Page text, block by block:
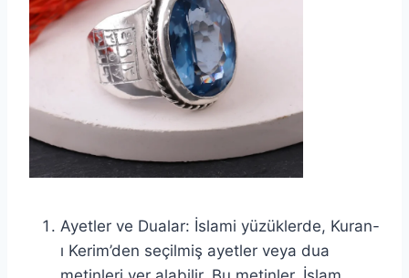
Ayetler ve Dualar: İslami yüzüklerde, Kuran-
ı Kerim’den seçilmiş ayetler veya dua